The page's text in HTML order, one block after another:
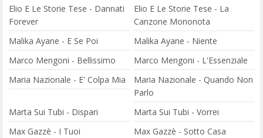
Elio E Le Storie Tese - Dannati
Forever
Elio E Le Storie Tese - La
Canzone Mononota
Malika Ayane - E Se Poi
Malika Ayane - Niente
Marco Mengoni - Bellissimo
Marco Mengoni - L'Essenziale
Maria Nazionale - E' Colpa Mia
Maria Nazionale - Quando Non
Parlo
Marta Sui Tubi - Dispari
Marta Sui Tubi - Vorrei
Max Gazzè - I Tuoi
Max Gazzè - Sotto Casa